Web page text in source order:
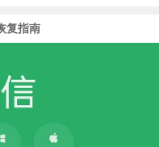
复指南